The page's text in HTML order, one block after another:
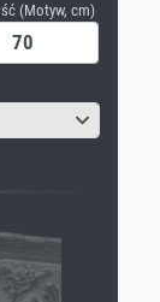
(Motyw, cm)